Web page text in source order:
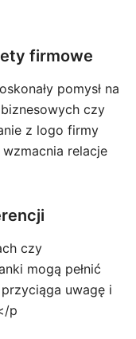
firmowe
pomysł na
czy
z logo firmy
relacje
czy
mogą pełnić
uwagę i
p